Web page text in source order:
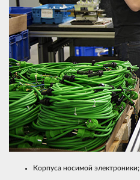
Корпуса носимой электроники;